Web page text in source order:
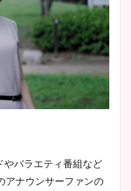
やバラエティ番組など
アナウンサーファンの